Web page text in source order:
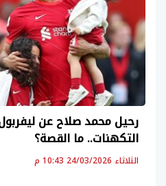
رحيل محمد صلاح عن
التكهنات.. ما القصة؟
الثلاثاء 24/03/2026 10:43 م